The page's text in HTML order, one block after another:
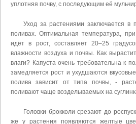
уплотняя почву, с последующим её
Уход за растениями заключается в
поливах. Оптимальная температура,
идёт в рост, составляет 20–25
влажности воздуха и почвы. Как
влаги? Капуста очень требовательна к
замедляется рост и ухудшаются
полива зависит от типа почвы, -
поливают чаще возделываемых на
Головки брокколи срезают до
же у растения появляются желтые